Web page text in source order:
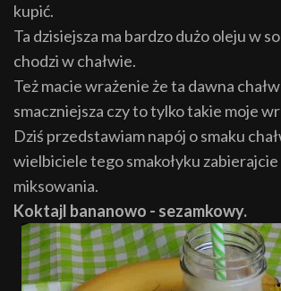
kupić.
Ta dzisiejsza ma bardzo dużo oleju w
chodzi w chałwie.
Też macie wrażenie że ta dawna
smaczniejsza czy to tylko takie moje
Dziś przedstawiam napój o smaku
wielbiciele tego smakołyku zabierajcie
miksowania.
Koktajl bananowo - sezamkowy.